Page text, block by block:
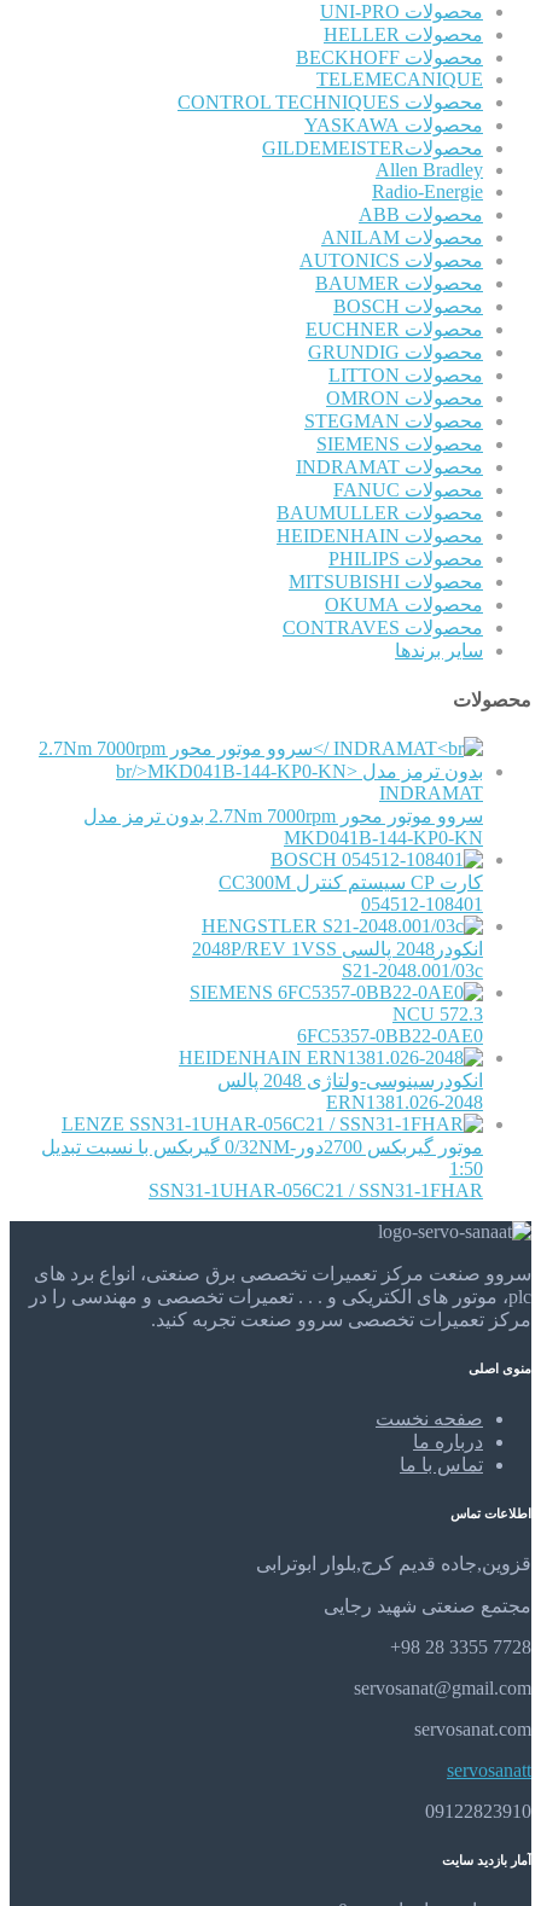
محصولات UNI-PRO
محصولات HELLER
محصولات BECKHOFF
TELEMECANIQUE
محصولات CONTROL TECHNIQUES
محصولات YASKAWA
محصولاتGILDEMEISTER
Allen Bradley
Radio-Energie
محصولات ABB
محصولات ANILAM
محصولات AUTONICS
محصولات BAUMER
محصولات BOSCH
محصولات EUCHNER
محصولات GRUNDIG
محصولات LITTON
محصولات OMRON
محصولات STEGMAN
محصولات SIEMENS
محصولات INDRAMAT
محصولات FANUC
محصولات BAUMULLER
محصولات HEIDENHAIN
محصولات PHILIPS
محصولات MITSUBISHI
محصولات OKUMA
محصولات CONTRAVES
سایر برندها
محصولات
INDRAMAT
سروو موتور محور 2.7Nm 7000rpm بدون ترمز مدل
MKD041B-144-KP0-KN
BOSCH
کارت CP سیستم کنترل CC300M
054512-108401
HENGSTLER
انکودر2048 پالسی 2048P/REV 1VSS
S21-2048.001/03c
SIEMENS
NCU 572.3
6FC5357-0BB22-0AE0
HEIDENHAIN
انکودرسینوسی-ولتاژی 2048 پالس
ERN1381.026-2048
LENZE
موتور گیربکس 2700دور-0/32NM گیربکس با نسبت تبدیل
1:50
SSN31-1UHAR-056C21 / SSN31-1FHAR
سروو صنعت مرکز تعمیرات تخصصی برق صنعتی، انواع برد های
plc، موتور های الکتریکی و . . . تعمیرات تخصصی و مهندسی را در
مرکز تعمیرات تخصصی سروو صنعت تجربه کنید.
منوی اصلی
صفحه نخست
درباره ما
تماس با ما
اطلاعات تماس
قزوین,جاده قدیم کرج,بلوار ابوترابی
مجتمع صنعتی شهید رجایی
7728 3355 28 98+
servosanat@gmail.com
servosanat.com
servosanatt
09122823910
آمار بازدید سایت